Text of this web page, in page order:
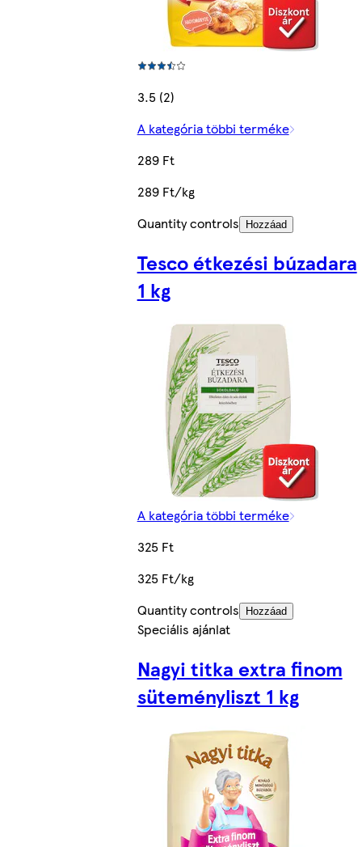
3.5 (2)
A kategória többi terméke
289 Ft
289 Ft/kg
Quantity controls
Hozzáad
Tesco étkezési búzadara
1 kg
A kategória többi terméke
325 Ft
325 Ft/kg
Quantity controls
Hozzáad
Speciális ajánlat
Nagyi titka extra finom
süteményliszt 1 kg